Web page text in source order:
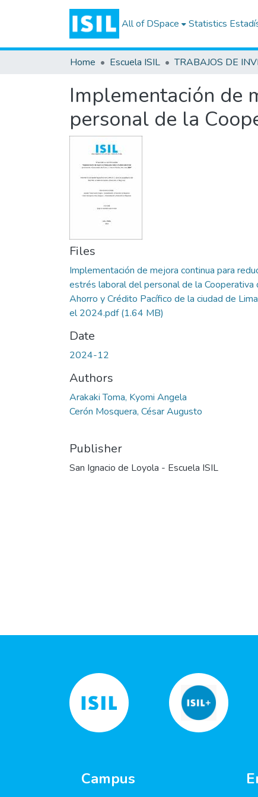
All of DSpace Statistics
Home Escuela ISIL
Implementación de
personal de la
Files
Implementación de mejora continua para
estrés laboral del personal de la Cooperativa
Ahorro y Crédito Pacífico de la ciudad de
el 2024.pdf(1.64 MB)
Date
2024-12
Authors
Arakaki Toma, Kyomi Angela
Cerón Mosquera, César Augusto
Publisher
San Ignacio de Loyola - Escuela ISIL
Campus